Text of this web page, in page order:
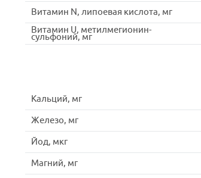
Витамин N, липоевая кислота, мг
Витамин U, метилмегионин-
сульфоний, мг
Кальций, мг
Железо, мг
Йод, мкг
Магний, мг